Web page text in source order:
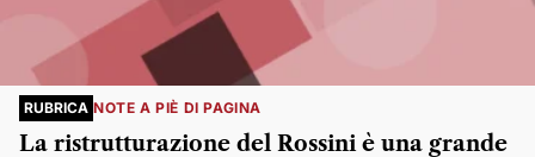
RUBRICA NOTE A PIÈ DI PAGINA
La ristrutturazione del Rossini è una grande